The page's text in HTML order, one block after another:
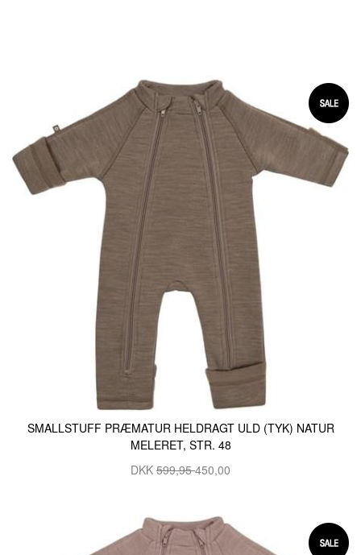
SMALLSTUFF PRÆMATUR HELDRAGT ULD (TYK) NATUR
MELERET, STR. 48
DKK 599,95450,00